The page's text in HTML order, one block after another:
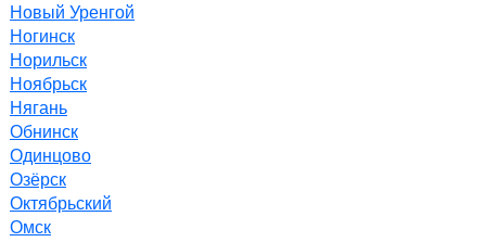
Новый Уренгой
Ногинск
Норильск
Ноябрьск
Нягань
Обнинск
Одинцово
Озёрск
Октябрьский
Омск